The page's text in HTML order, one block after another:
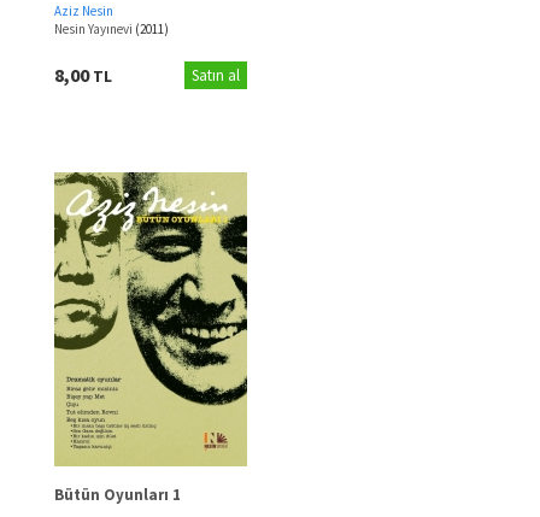
Aziz Nesin
Nesin Yayınevi (2011)
8,00TL Satın al
Bütün Oyunları 1